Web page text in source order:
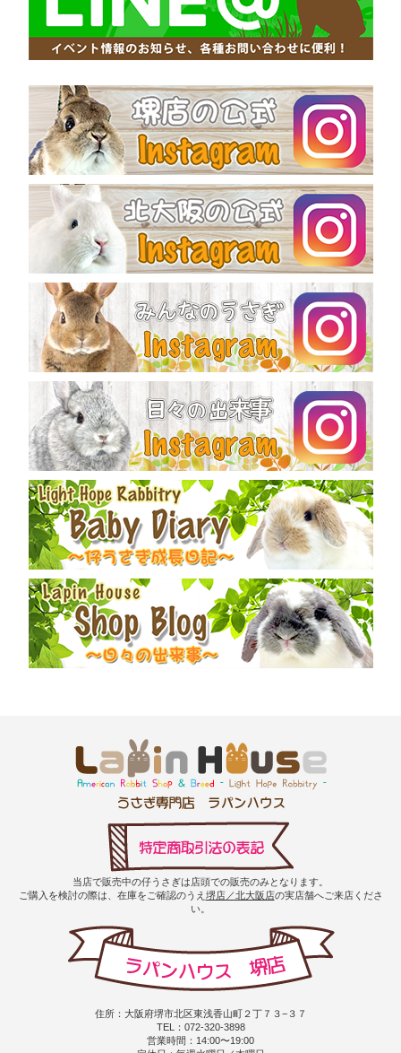
当店で販売中の仔うさぎは店頭での販売のみとなります。
ご購入を検討の際は、在庫をご確認のうえ 堺店／北大阪店の実店舗へご来店くださ
い。
住所：大阪府堺市北区東浅香山町２丁７３−３７
TEL：072-320-3898
営業時間：14:00〜19:00